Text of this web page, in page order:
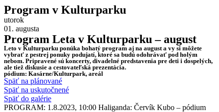
Program v Kulturparku
utorok
01. augusta
Program Leta v Kulturparku – august
Leto v Kulturparku ponúka bohatý program aj na august a vy si môžete
vybrať z pestrej ponuky podujatí, ktoré sa budú odohrávať pod holým
nebom. Pripravené sú koncerty, divadelné predstavenia pre deti i dospelých,
ale tiež diskusie a cestovateľská prezentácia.
pódium: Kasárne/Kulturpark, areál
Späť na plánované
Späť na uskutočnené
Späť do galérie
PROGRAM: 1.8.2023, 10:00 Haliganda: Červík Kubo – pódium